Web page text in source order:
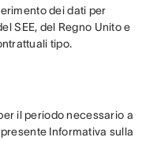
dei dati per
SEE, del Regno Unito e
tipo.
il periodo necessario a
Informativa sulla